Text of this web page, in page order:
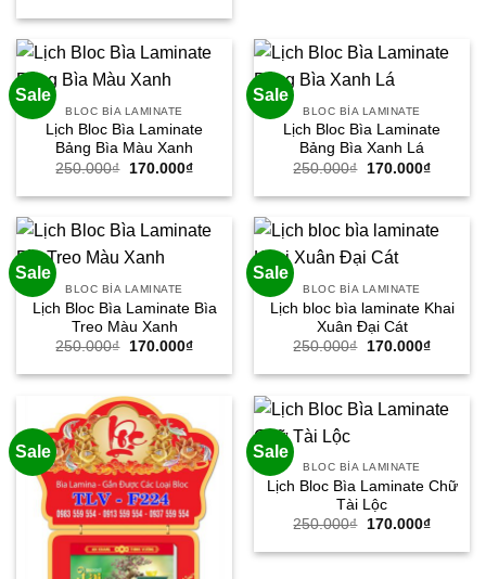
là:
tại
95.000₫.
Sale
BLOC BÌA LAMINATE
Lịch Bloc Bìa Laminate
Bảng Bìa Màu Xanh
250.000₫
Giá
là:
170.000₫Giá
tại
170.000₫.
Sale
BLOC BÌA LAMINATE
Lịch Bloc Bìa Laminate
Bảng Bìa Xanh Lá
250.000₫
Giá
là:
170.000₫Giá
tại
Sale
BLOC BÌA LAMINATE
Lịch Bloc Bìa Laminate Bìa
Treo Màu Xanh
250.000₫
Giá
là:
170.000₫Giá
tại
170.000₫.
Sale
BLOC BÌA LAMINATE
Lịch bloc bìa laminate Khai
Xuân Đại Cát
250.000₫
Giá
là:
170.000₫Giá
tại
Sale Sale
BLOC BÌA LAMINATE
Lịch Bloc Bìa Laminate Chữ
Tài Lộc
250.000₫
Giá
là:
170.000₫Giá
tại